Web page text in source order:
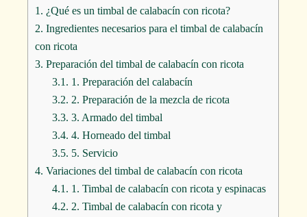
1. ¿Qué es un timbal de calabacín con ricota?
2. Ingredientes necesarios para el timbal de calabacín
con ricota
3. Preparación del timbal de calabacín con ricota
3.1. 1. Preparación del calabacín
3.2. 2. Preparación de la mezcla de ricota
3.3. 3. Armado del timbal
3.4. 4. Horneado del timbal
3.5. 5. Servicio
4. Variaciones del timbal de calabacín con ricota
4.1. 1. Timbal de calabacín con ricota y espinacas
4.2. 2. Timbal de calabacín con ricota y